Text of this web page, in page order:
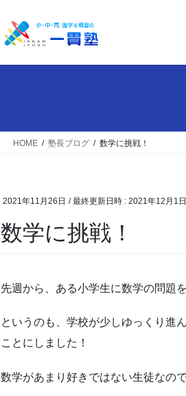
HOME 塾長ブログ 数学に挑戦！
2021年11月26日 / 最終更新日時 : 2021年12月1日
数学に挑戦！
先週から、ある小学生に数学の問題
というのも、学校が少しゆっくり進
ことにしました！
数学があまり好きではない生徒なの